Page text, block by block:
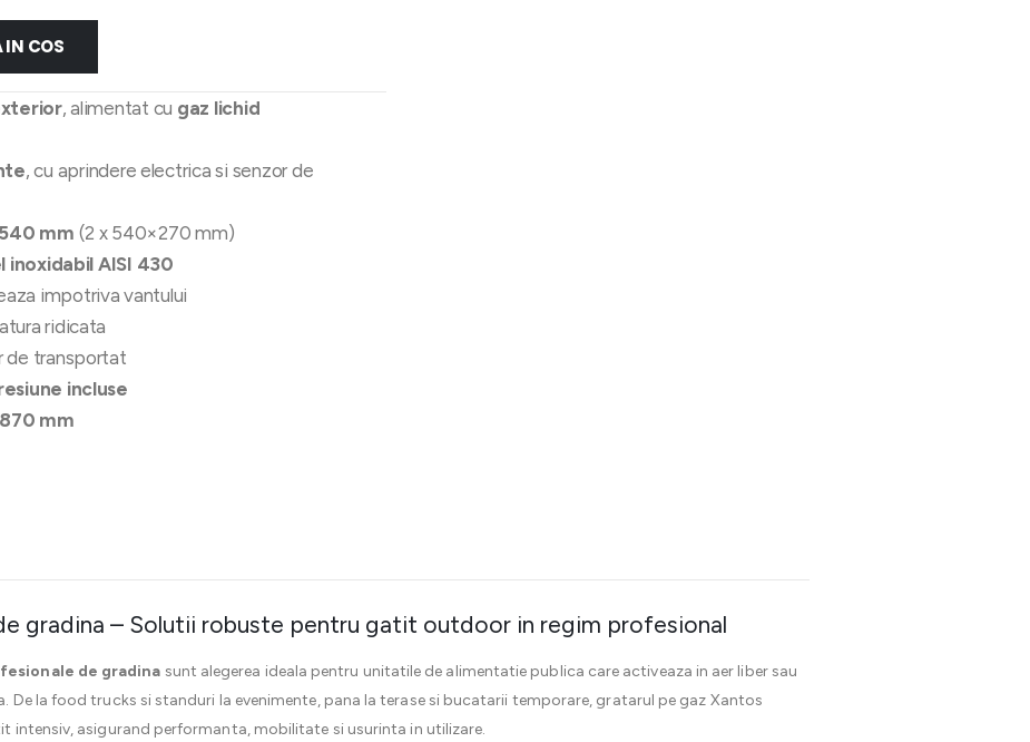
IN COS
, alimentat cu gaz lichid
, cu aprindere electrica si senzor de
mm (2 x 540×270 mm)
inoxidabil AISI 430
impotriva vantului
ridicata
de transportat
incluse
mm
gradina – Solutii robuste pentru gatit outdoor in regim profesional
de gradina sunt alegerea ideala pentru unitatile de alimentatie publica care activeaza in aer liber sau
la food trucks si standuri la evenimente, pana la terase si bucatarii temporare, gratarul pe gaz Xantos
intensiv, asigurand performanta, mobilitate si usurinta in utilizare.